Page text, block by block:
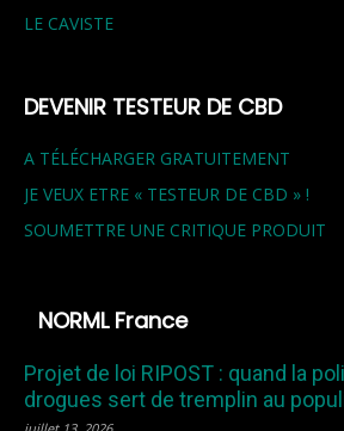
LE CAVISTE
DEVENIR TESTEUR DE CBD
A TÉLÉCHARGER GRATUITEMENT
JE VEUX ETRE « TESTEUR DE CBD » !
SOUMETTRE UNE CRITIQUE PRODUIT
NORML France
Projet de loi RIPOST : quand la
drogues sert de tremplin au